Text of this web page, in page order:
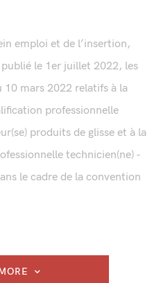
emploi et de l’insertion,
publié le 1er juillet 2022, les
mars 2022 relatifs à la
professionnelle
produits de glisse et à la
technicien(ne) -
le cadre de la convention